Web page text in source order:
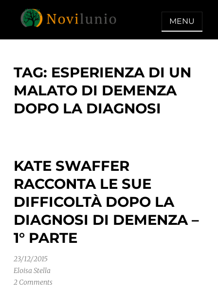
NOVILUNIO
Un aiuto con concreto dopo la
MENU
TAG: ESPERIENZA DI UN
MALATO DI DEMENZA
DOPO LA DIAGNOSI
KATE SWAFFER
RACCONTA LE SUE
DIFFICOLTÀ DOPO LA
DIAGNOSI DI DEMENZA –
1° PARTE
23/12/2015
Eloisa Stella
2 Comments